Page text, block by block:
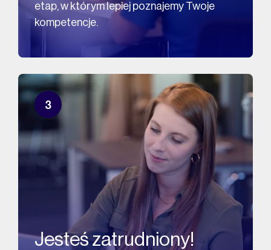
etap, w którym lepiej poznajemy Twoje
kompetencje.
3
Jesteś zatrudniony!